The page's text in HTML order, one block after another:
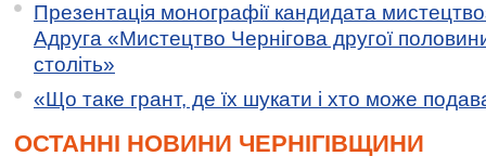
Презентація монографії кандидата
Адруга «Мистецтво Чернігова другої
століть»
«Що таке грант, де їх шукати і хто може
ОСТАННІ НОВИНИ ЧЕРНІГІВЩИНИ